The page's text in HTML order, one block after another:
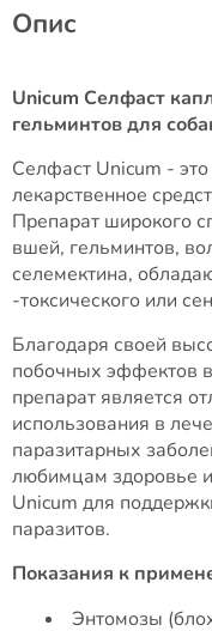
Опис
Unicum Селфаст
гельминтов для
Селфаст Unicum -
лекарственное
Препарат широкого
вшей, гельминтов,
селемектина,
-токсического или
Благодаря своей
побочных эффектов
препарат является
использования в
паразитарных
любимцам здоровье
Unicum для
паразитов.
Показания к
Энтомозы